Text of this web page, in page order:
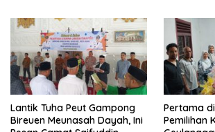
Lantik Tuha Peut Gampong
Bireuen Meunasah Dayah, Ini
Pertama
Pemilihan